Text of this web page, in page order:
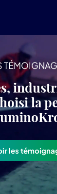
la
les